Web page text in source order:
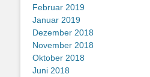
Februar 2019
Januar 2019
Dezember 2018
November 2018
Oktober 2018
Juni 2018